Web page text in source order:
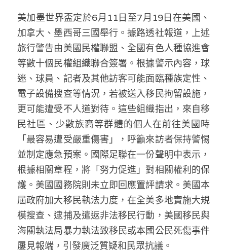
羅浚軒專欄
溫志倫專欄
汪明欣專欄
張美雄專欄
莊豪鋒專欄
香港科技專上書院｜專欄
美加墨世界盃定於6月11日至7月19日在美國、
加拿大、墨西哥三國舉行。據路透社報道，上述
旅行警告由美國民權聯盟、全國有色人種協進會
等數十個民權組織聯合簽署。根據警示內容，球
迷、球員、記者及其他訪客可能面臨種族定性、
電子設備搜查等情況，若被送入移民拘留設施，
更可能遭受不人道對待。這些組織指出，來自移
民社區、少數族裔等群體的個人在前往美國時
「最容易遭受嚴重傷害」，呼籲來訪者保持警惕
並制定應急預案。國際足聯在一份聲明中表示，
根據相關章程，將「努力促進」對相關權利的保
護。美國國務院則未立即回應置評請求。美國本
屆政府加大移民執法力度，在全美多地實施大規
模搜查、逮捕及遣返非法移民行動，美國移民與
海關執法局暴力執法致移民或本國公民死傷事件
屢見報端，引發廣泛質疑和民眾抗議。